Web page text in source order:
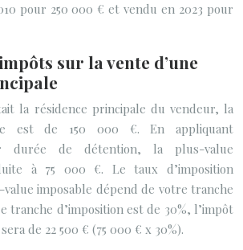
pour 250 000 € et vendu en 2023 pour
sur la vente d’une
la résidence principale du vendeur, la
est de 150 000 €. En appliquant
durée de détention, la plus-value
à 75 000 €. Le taux d’imposition
imposable dépend de votre tranche
tranche d’imposition est de 30%, l’impôt
de 22 500 € (75 000 € x 30%).